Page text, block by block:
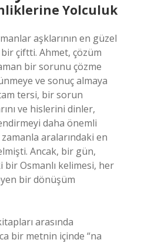
Yolculuk
aşklarının en güzel
çiftti. Ahmet, çözüm
bir sorunu çözme
ve sonuç almaya
tersi, bir sorun
ve hislerini dinler,
daha önemli
aralarındaki en
Ancak, bir gün,
bir Osmanlı kelimesi, her
bir dönüşüm
arasında
bir metnin içinde “na